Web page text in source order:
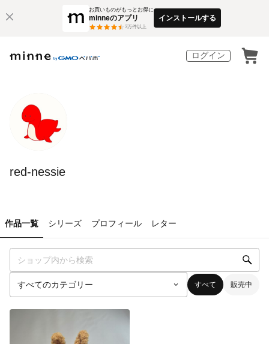
お買いものがもっとお得に
minneのアプリ
3万件以上
インストールする
ログイン
red-nessie
作品一覧 シリーズ プロフィール レター
すべて 販売中